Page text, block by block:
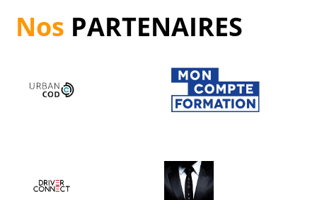
Nos PARTENAIRES